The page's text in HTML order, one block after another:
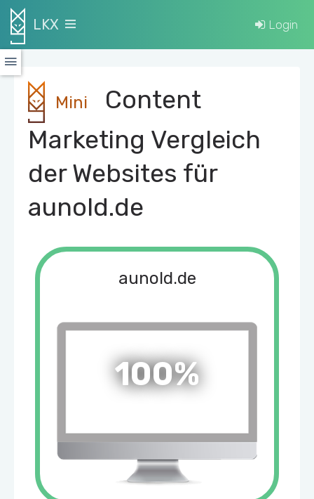
LKX Login
Mini
Content
Marketing Vergleich
der Websites für
aunold.de
aunold.de
100%